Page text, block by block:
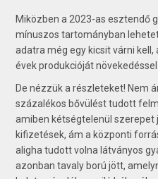
Miközben a 2023-as esztendő
mínuszos tartományban
adatra még egy kicsit várni kell,
évek produkcióját
De nézzük a részleteket! Nem
százalékos bővülést tudott
amiben kétségtelenül
kifizetések, ám a központi
aligha tudott volna látványos
azonban tavaly ború jött,